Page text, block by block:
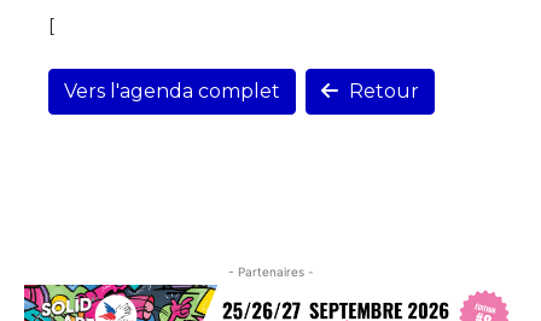
[
Vers l'agenda complet Retour
- Partenaires -